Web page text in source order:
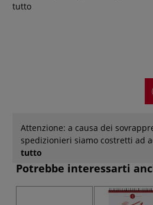
tutto
Attenzione: a causa dei
spedizionieri siamo costretti ad
tutto
Potrebbe interessarti